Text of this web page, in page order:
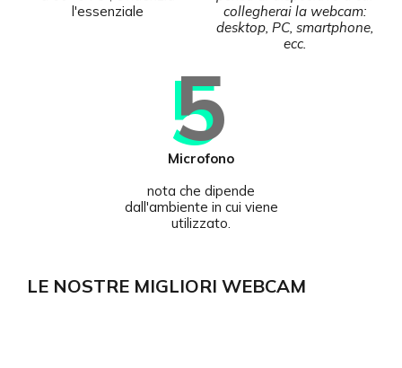
l'essenziale
collegherai la webcam:
desktop, PC, smartphone,
ecc.
5
Microfono
nota che dipende
dall'ambiente in cui viene
utilizzato.
LE NOSTRE MIGLIORI WEBCAM